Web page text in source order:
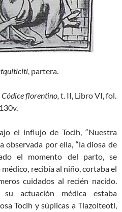
, partera.
Códice florentino, t. II, Libro VI, fol.
130v.
el influjo de Tocih, “Nuestra
observada por ella, “la diosa de
el momento del parto, se
recibía al niño, cortaba el
cuidados al recién nacido.
actuación médica estaba
Tocih y súplicas a Tlazolteotl,